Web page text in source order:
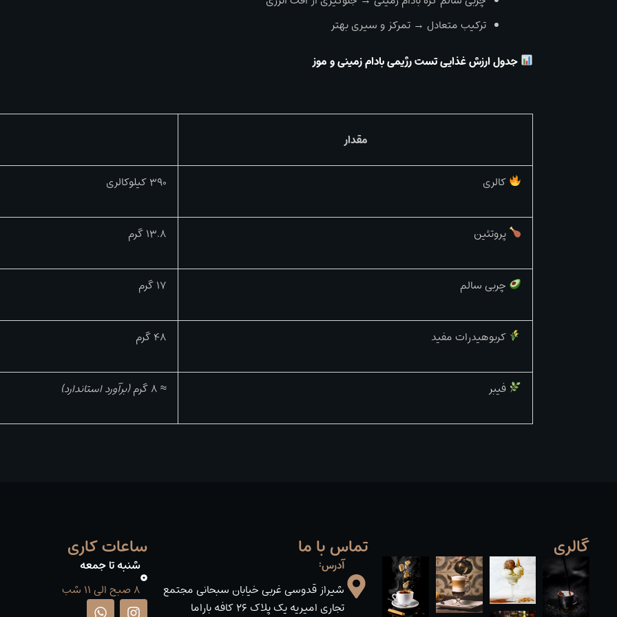
ترکیب متعادل → تمرکز و سیری بهتر
جدول ارزش غذایی تست رژیمی بادام زمینی و موز
مقدار
کالری 390 کیلوکالری
پروتئین 13.8 گرم
چربی سالم 17 گرم
کربوهیدرات مفید 48 گرم
فیبر ≈ 8 گرم (برآورد استاندارد)
گالری تماس با ما
آدرس:
شیراز قدوسی غربی خیابان سبحانی مجتمع
تجاری امیریه یک پلاک ۲۶ کافه باراما
ساعات کاری
شنبه تا جمعه
8 صبح الی 11 شب
I
W